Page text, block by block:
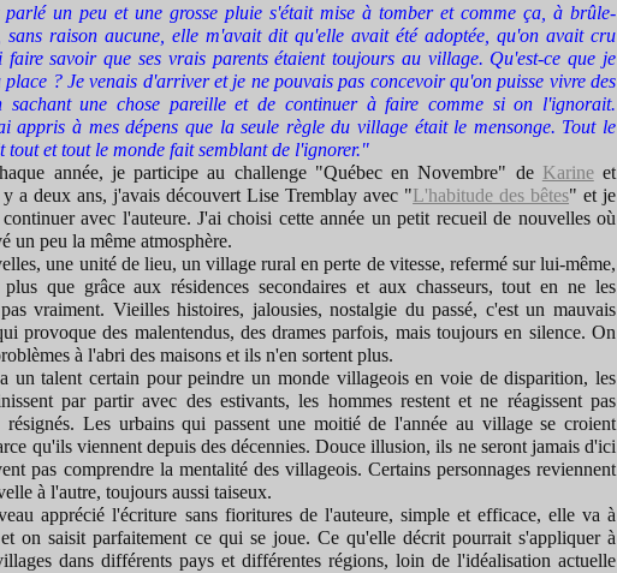
un peu et une grosse pluie s'était mise à tomber et comme ça, à brûle-
sans raison aucune, elle m'avait dit qu'elle avait été adoptée, qu'on avait cru
savoir que ses vrais parents étaient toujours au village. Qu'est-ce que je
place ? Je venais d'arriver et je ne pouvais pas concevoir qu'on puisse vivre des
sachant une chose pareille et de continuer à faire comme si on l'ignorait.
appris à mes dépens que la seule règle du village était le mensonge. Tout le
tout et tout le monde fait semblant de l'ignorer."
année, je participe au challenge "Québec en Novembre" de Karineet
a deux ans, j'avais découvert Lise Tremblay avec "L'habitude des bêtes" et je
continuer avec l'auteure. J'ai choisi cette année un petit recueil de nouvelles où
un peu la même atmosphère.
une unité de lieu, un village rural en perte de vitesse, refermé sur lui-même,
que grâce aux résidences secondaires et aux chasseurs, tout en ne les
vraiment. Vieilles histoires, jalousies, nostalgie du passé, c'est un mauvais
provoque des malentendus, des drames parfois, mais toujours en silence. On
à l'abri des maisons et ils n'en sortent plus.
un talent certain pour peindre un monde villageois en voie de disparition, les
par partir avec des estivants, les hommes restent et ne réagissent pas
résignés. Les urbains qui passent une moitié de l'année au village se croient
qu'ils viennent depuis des décennies. Douce illusion, ils ne seront jamais d'ici
pas comprendre la mentalité des villageois. Certains personnages reviennent
à l'autre, toujours aussi taiseux.
apprécié l'écriture sans fioritures de l'auteure, simple et efficace, elle va à
on saisit parfaitement ce qui se joue. Ce qu'elle décrit pourrait s'appliquer à
dans différents pays et différentes régions, loin de l'idéalisation actuelle